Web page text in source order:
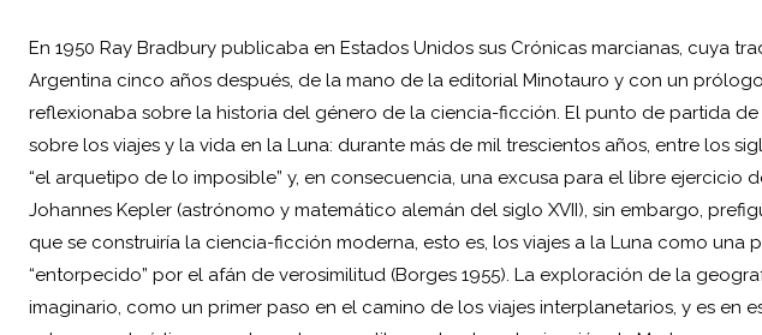
En 1950 Ray Bradbury publicaba en Estados Unidos sus Crónicas marcianas, cuya
Argentina cinco años después, de la mano de la editorial Minotauro y con un
reflexionaba sobre la historia del género de la ciencia-ficción. El punto de partida
sobre los viajes y la vida en la Luna: durante más de mil trescientos años, entre los
“el arquetipo de lo imposible” y, en consecuencia, una excusa para el libre ejercicio
Johannes Kepler (astrónomo y matemático alemán del siglo XVII), sin embargo,
que se construiría la ciencia-ficción moderna, esto es, los viajes a la Luna como una
“entorpecido” por el afán de verosimilitud (Borges 1955). La exploración de la
imaginario, como un primer paso en el camino de los viajes interplanetarios, y es en